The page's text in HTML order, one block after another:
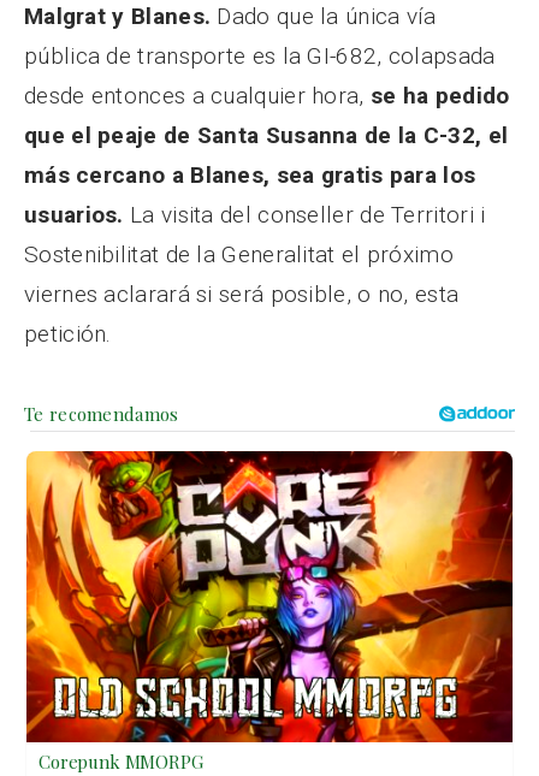
Malgrat y Blanes. Dado que la única vía
pública de transporte es la GI-682, colapsada
desde entonces a cualquier hora, se ha pedido
que el peaje de Santa Susanna de la C-32, el
más cercano a Blanes, sea gratis para los
usuarios. La visita del conseller de Territori i
Sostenibilitat de la Generalitat el próximo
viernes aclarará si será posible, o no, esta
petición.
Corepunk MMORPG